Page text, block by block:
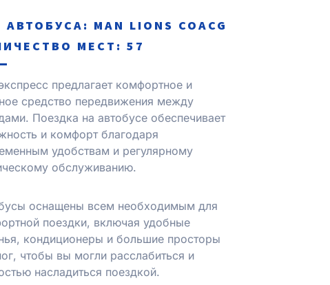
MAN LIONS COACG
МЕСТ: 57
предлагает комфортное и
средство передвижения между
Поездка на автобусе обеспечивает
и комфорт благодаря
удобствам и регулярному
обслуживанию.
оснащены всем необходимым для
поездки, включая удобные
кондиционеры и большие просторы
чтобы вы могли расслабиться и
насладиться поездкой.